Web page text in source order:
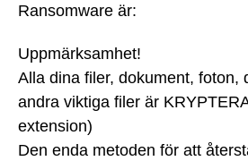
Ransomware är:
Uppmärksamhet!
Alla dina filer, dokument, foton,
andra viktiga filer är
extension)
Den enda metoden för att